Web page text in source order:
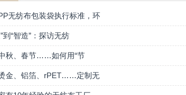
无纺布包装袋执行标准，环
到“智造”：探访无纺
秋、春节……如何用“节
金、铝箔、rPET……定制无